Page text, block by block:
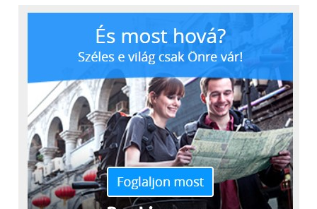
energia mennyiségét. A
Schneider Electric-kel
közösen egy
rugalmasabb,
megfizethetőbb és
tisztább energiarendszert
építünk – a fogyasztók és
a bolygó érdekében”